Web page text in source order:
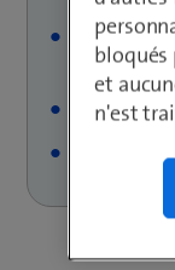
Connexion
via le
Gestion
bloqués
et
n'est